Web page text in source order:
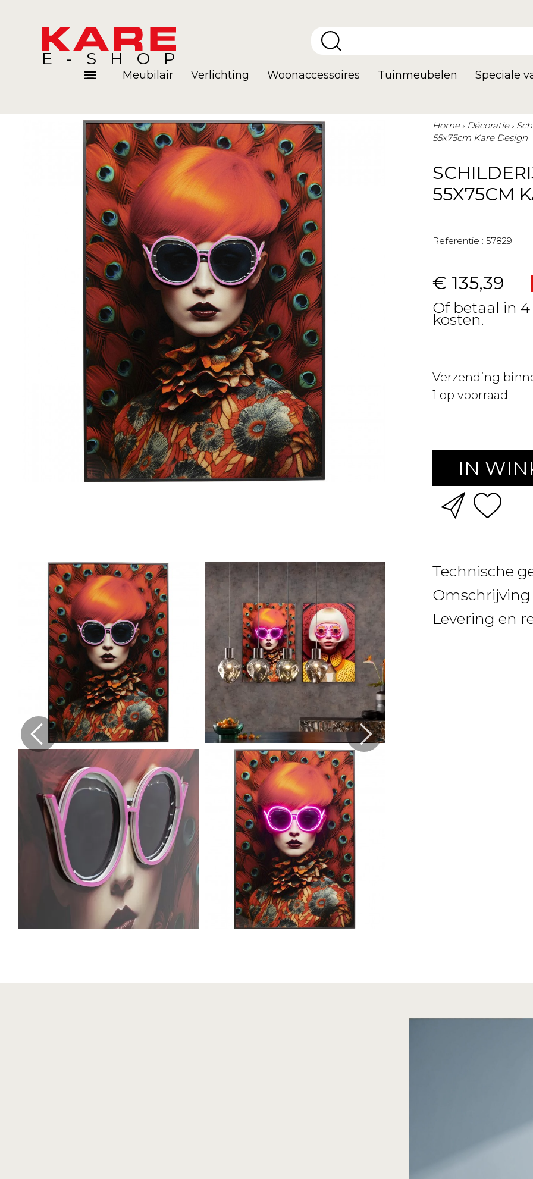
E-SHOP
Blog
Meubilair Verlichting Woonaccessoires Tuinmeubelen Speciale
Home Décoratie
55x75cm Kare Design
55X75CM
Referentie : 57829
€ 135,39
Of betaal in
kosten.
Verzending
1 op voorraad
IN
Technische
Omschrijving
Levering en